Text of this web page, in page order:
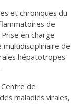
et chroniques du
de
en charge
de
hépatotropes
de
maladies virales,